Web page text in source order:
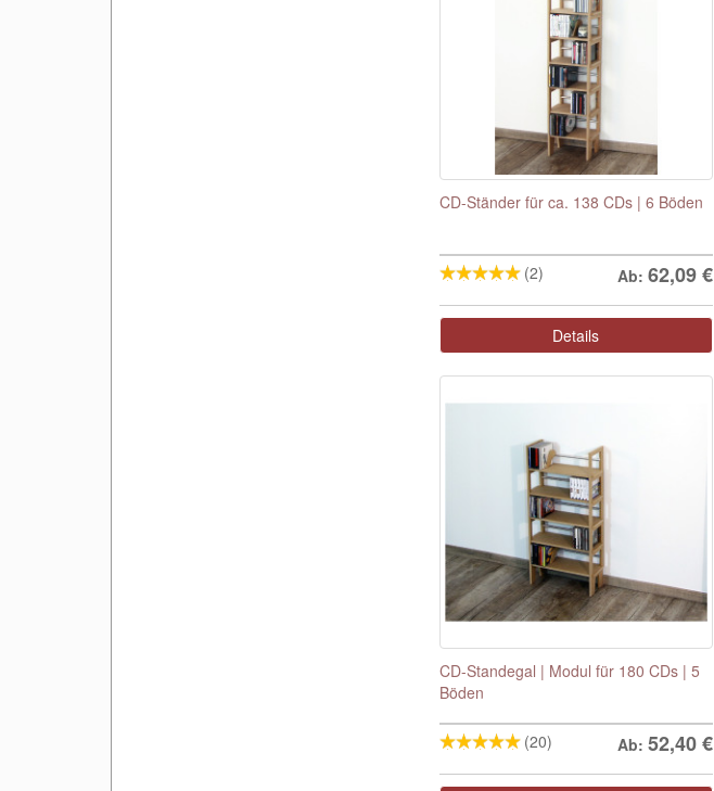
CD-Ständer für ca. 138 CDs | 6 Böden
(2) Ab: 62,09€
Details
CD-Standegal | Modul für 180 CDs | 5
Böden
(20) Ab: 52,40€